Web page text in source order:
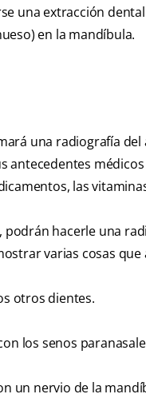
una extracción
en la mandíbula.
una radiografía
antecedentes
las
podrán hacerle una
varias cosas
otros dientes.
los senos
un nervio de la